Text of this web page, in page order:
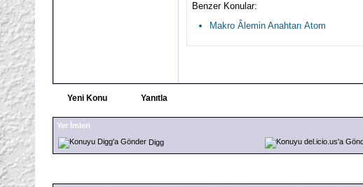
Benzer Konular:
Makro Âlemin Anahtarı Atom
Yeni Konu Yanıtla
Yer İmleri
Digg